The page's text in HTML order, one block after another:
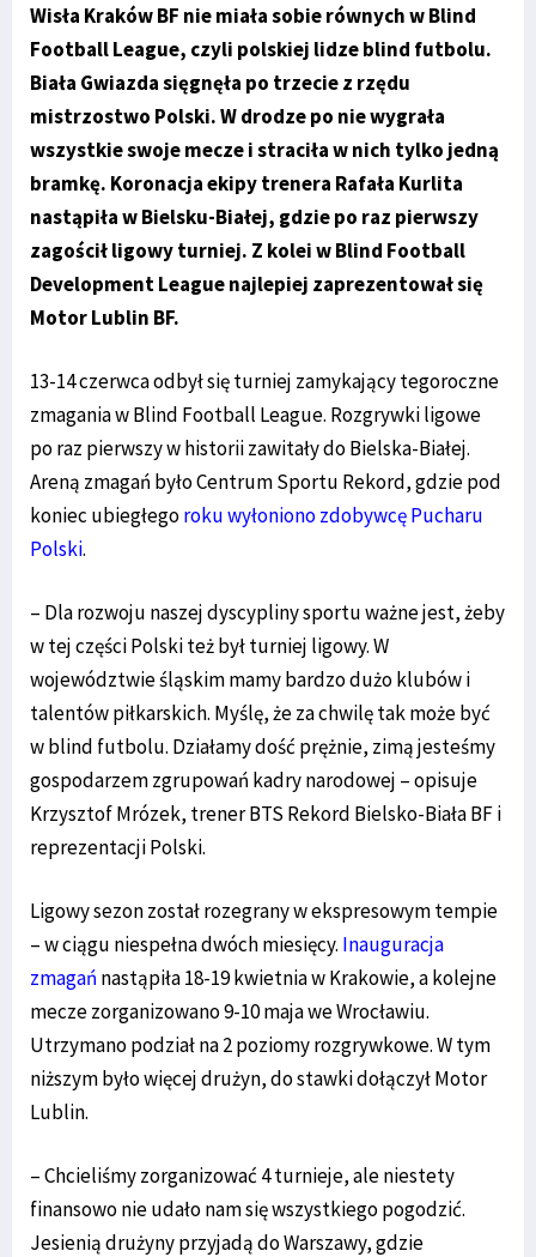
Wisła Kraków BF nie miała sobie równych w Blind
Football League, czyli polskiej lidze blind futbolu.
Biała Gwiazda sięgnęła po trzecie z rzędu
mistrzostwo Polski. W drodze po nie wygrała
wszystkie swoje mecze i straciła w nich tylko jedną
bramkę. Koronacja ekipy trenera Rafała Kurlita
nastąpiła w Bielsku-Białej, gdzie po raz pierwszy
zagościł ligowy turniej. Z kolei w Blind Football
Development League najlepiej zaprezentował się
Motor Lublin BF.
13-14 czerwca odbył się turniej zamykający tegoroczne
zmagania w Blind Football League. Rozgrywki ligowe
po raz pierwszy w historii zawitały do Bielska-Białej.
Areną zmagań było Centrum Sportu Rekord, gdzie pod
koniec ubiegłegoroku wyłoniono zdobywcę Pucharu
Polski.
– Dla rozwoju naszej dyscypliny sportu ważne jest, żeby
w tej części Polski też był turniej ligowy. W
województwie śląskim mamy bardzo dużo klubów i
talentów piłkarskich. Myślę, że za chwilę tak może być
w blind futbolu. Działamy dość prężnie, zimą jesteśmy
gospodarzem zgrupowań kadry narodowej – opisuje
Krzysztof Mrózek, trener BTS Rekord Bielsko-Biała BF i
reprezentacji Polski.
Ligowy sezon został rozegrany w ekspresowym tempie
– w ciągu niespełna dwóch miesięcy. Inauguracja
zmagań nastąpiła 18-19 kwietnia w Krakowie, a kolejne
mecze zorganizowano 9-10 maja we Wrocławiu.
Utrzymano podział na 2 poziomy rozgrywkowe. W tym
niższym było więcej drużyn, do stawki dołączył Motor
Lublin.
– Chcieliśmy zorganizować 4 turnieje, ale niestety
finansowo nie udało nam się wszystkiego pogodzić.
Jesienią drużyny przyjadą do Warszawy, gdzie